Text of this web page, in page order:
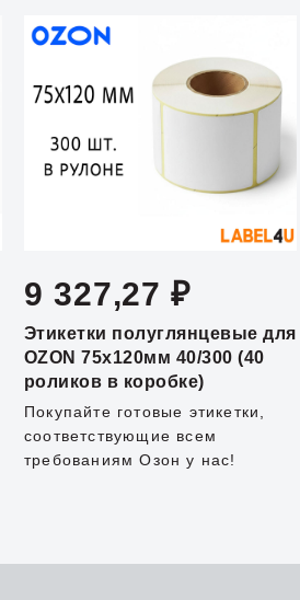
9 327,27 ₽
Этикетки полуглянцевые для
OZON 75x120мм 40/300 (40
роликов в коробке)
Покупайте готовые этикетки,
соответствующие всем
требованиям Озон у нас!